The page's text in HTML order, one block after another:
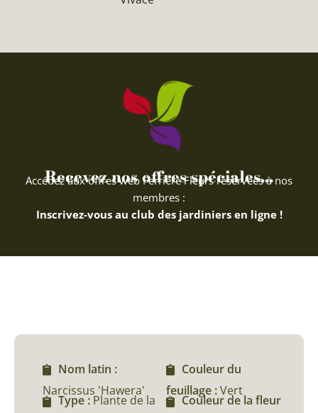
Recevez nos offres spéciales...
Accédez aux offres web Ferriere Fleurs réservées à nos
membres :
Inscrivez-vous au club des jardiniers en ligne !
Nom latin :
Narcissus 'Hawera'
Type : Plante de la
Couleur du
feuillage :Vert
Couleur de la fleur